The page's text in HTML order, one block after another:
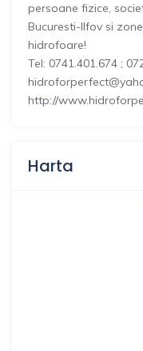
persoane fizice,
Bucuresti-Ilfov si
hidrofoare!
Tel: 0741.401.674 ;
http://
Harta